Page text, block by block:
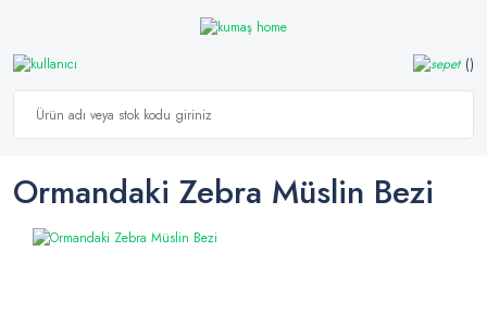
Ormandaki Zebra Müslin Bezi